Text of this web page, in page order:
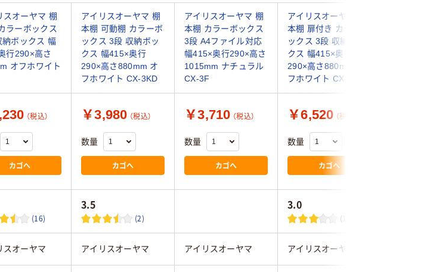
スオーヤマ 棚
ラーボックス
納ボックス 幅
行290×高さ
オフホワイト
アイリスオーヤマ 棚
本棚 可動棚 カラーボ
ックス 3段 収納ボッ
クス 幅415×奥行
290×高さ880mm オ
フホワイト CX-3KD
アイリスオーヤマ 棚
本棚 カラーボックス
3段 A4ファイル対応
幅415×奥行290×高さ
1015mm ナチュラル
CX-3F
アイリスオーヤマ 棚
本棚 扉付き カラーボ
ックス 3段 収納ボッ
クス 幅415×奥行
290×高さ880mm オ
フホワイト CX-33D
（税込）
カゴへ
￥3,980 （税込）
数量
カゴへ
￥3,710 （税込）
数量
カゴへ
￥6,520 （税込）
数量
カゴへ
(16)
3.5
(2)
3.0
(1)
スオーヤマ アイリスオーヤマ アイリスオーヤマ アイリスオーヤマ